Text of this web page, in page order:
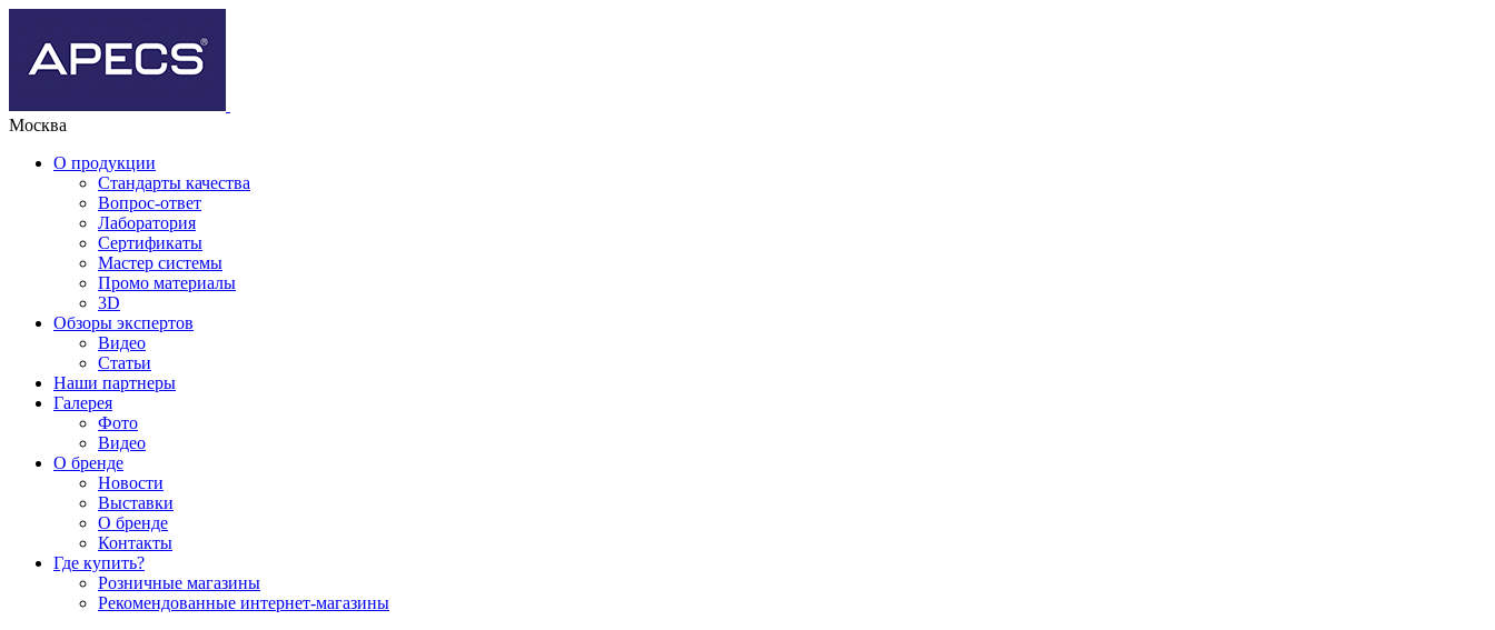
Москва
О продукции
Стандарты качества
Вопрос-ответ
Лаборатория
Сертификаты
Мастер системы
Промо материалы
3D
Обзоры экспертов
Видео
Статьи
Наши партнеры
Галерея
Фото
Видео
О бренде
Новости
Выставки
О бренде
Контакты
Где купить?
Розничные магазины
Рекомендованные интернет-магазины